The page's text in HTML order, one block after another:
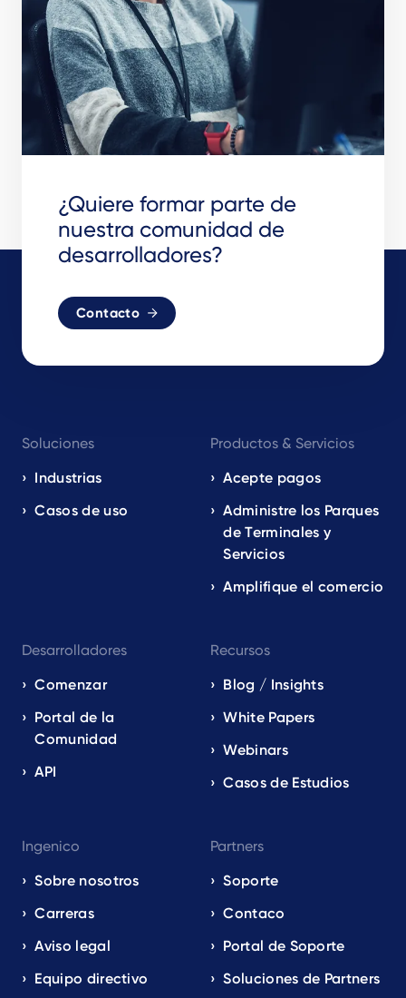
¿Quiere formar parte de
nuestra comunidad de
desarrolladores?
Contacto
navigation
EN
Soluciones
Industrias
Casos de uso
Productos & Servicios
Acepte pagos
Administre los Parques
de Terminales y
Servicios
Amplifique el comercio
Desarrolladores
Comenzar
Portal de la
Comunidad
API
Recursos
Blog / Insights
White Papers
Webinars
Casos de Estudios
Ingenico
Sobre nosotros
Carreras
Aviso legal
Equipo directivo
Partners
Soporte
Contaco
Portal de Soporte
Soluciones de Partners